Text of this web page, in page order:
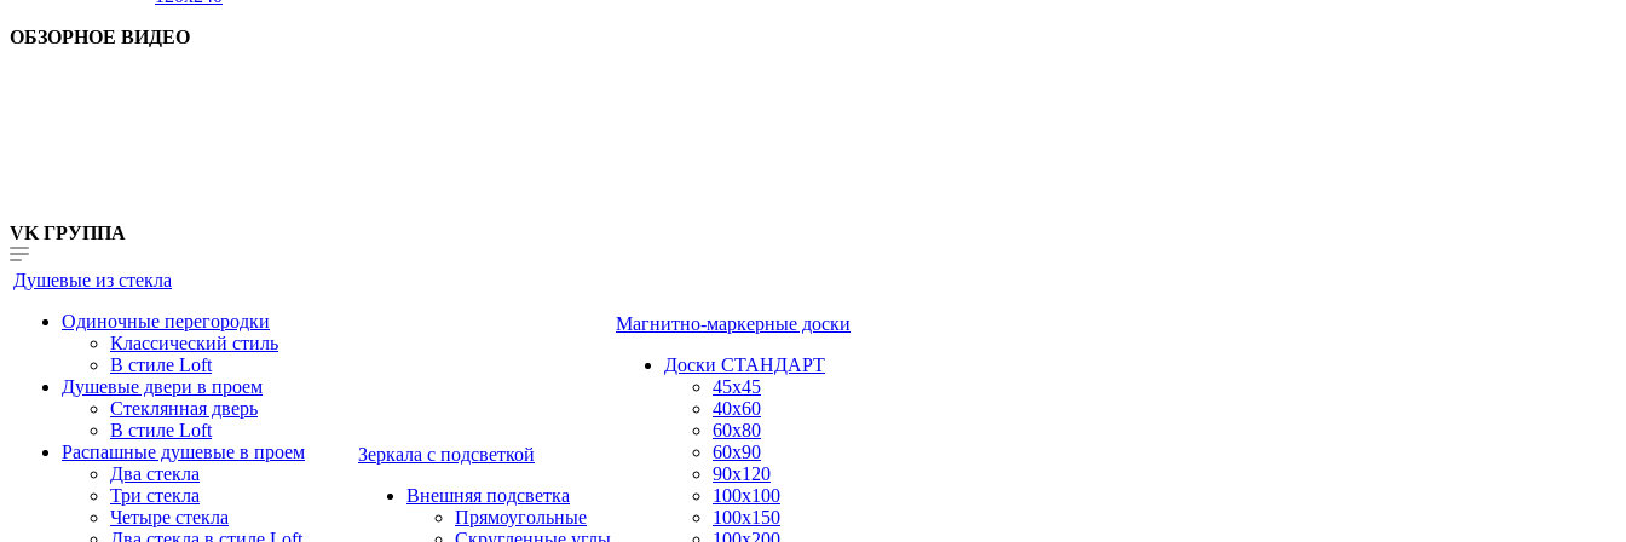
ОБЗОРНОЕ ВИДЕО
VK ГРУППА
Душевые из стекла
Одиночные перегородки
Классический стиль
В стиле Loft
Душевые двери в проем
Стеклянная дверь
В стиле Loft
Распашные душевые в проем
Два стекла
Три стекла
Четыре стекла
Зеркала с подсветкой
Внешняя подсветка
Прямоугольные
Магнитно-маркерные доски
Доски СТАНДАРТ
45x45
40x60
60x80
60x90
90x120
100x100
100x150